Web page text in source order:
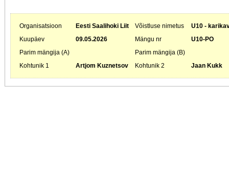
Organisatsioon Eesti Saalihoki Liit Võistluse nimetus
U10 -
Kuupäev
09.05.2026 Mängu nr
U10-PO
Parim mängija (A)
Parim mängija (B)
Kohtunik 1
Artjom Kuznetsov Kohtunik 2 Jaan Kukk